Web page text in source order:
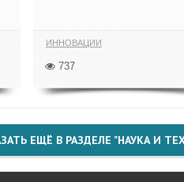
ИННОВАЦИИ
737
ЕЩЁ В РАЗДЕЛЕ "НАУКА И